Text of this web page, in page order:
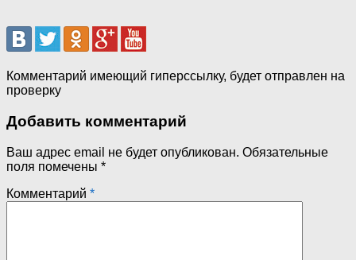
Комментарий имеющий гиперссылку, будет отправлен на
проверку
Добавить комментарий
Ваш адрес email не будет опубликован. Обязательные
поля помечены *
Комментарий *